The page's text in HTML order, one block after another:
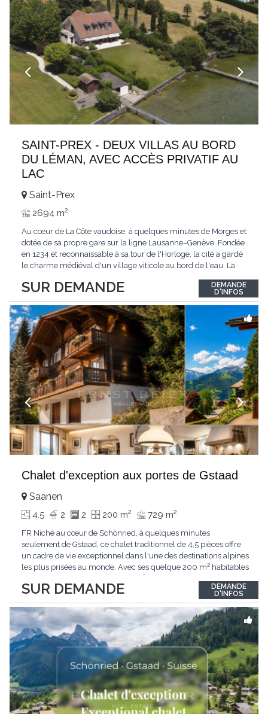
SAINT-PREX - DEUX VILLAS AU BORD
DU LÉMAN, AVEC ACCÈS PRIVATIF AU
LAC
SUR DEMANDE
Saint-Prex
2694 m2
Au cœur de La Côte vaudoise, à quelques minutes de Morges et
dotée de sa propre gare sur la ligne Lausanne–Genève. Fondée
en 1234 et reconnaissable à sa tour de l'Horloge, la cité a gardé
le charme médiéval d'un village viticole au bord de l'eau. La
immédiate des villes. Dans cet environnement privilégié, une
propriété...
DEMANDE
D'INFOS
Chalet d'exception aux portes de Gstaad
SUR DEMANDE
Saanen
4.5 2 2 200 m2 729 m2
FR Niché au cœur de Schönried, à quelques minutes
seulement de Gstaad, ce chalet traditionnel de 4,5 pièces offre
un cadre de vie exceptionnel dans l'une des destinations alpines
les plus prisées au monde. Avec ses quelque 200 m² habitables
situation dominante offrant une vue dégagée sur le village de
Gstaad et les sommets...
DEMANDE
D'INFOS